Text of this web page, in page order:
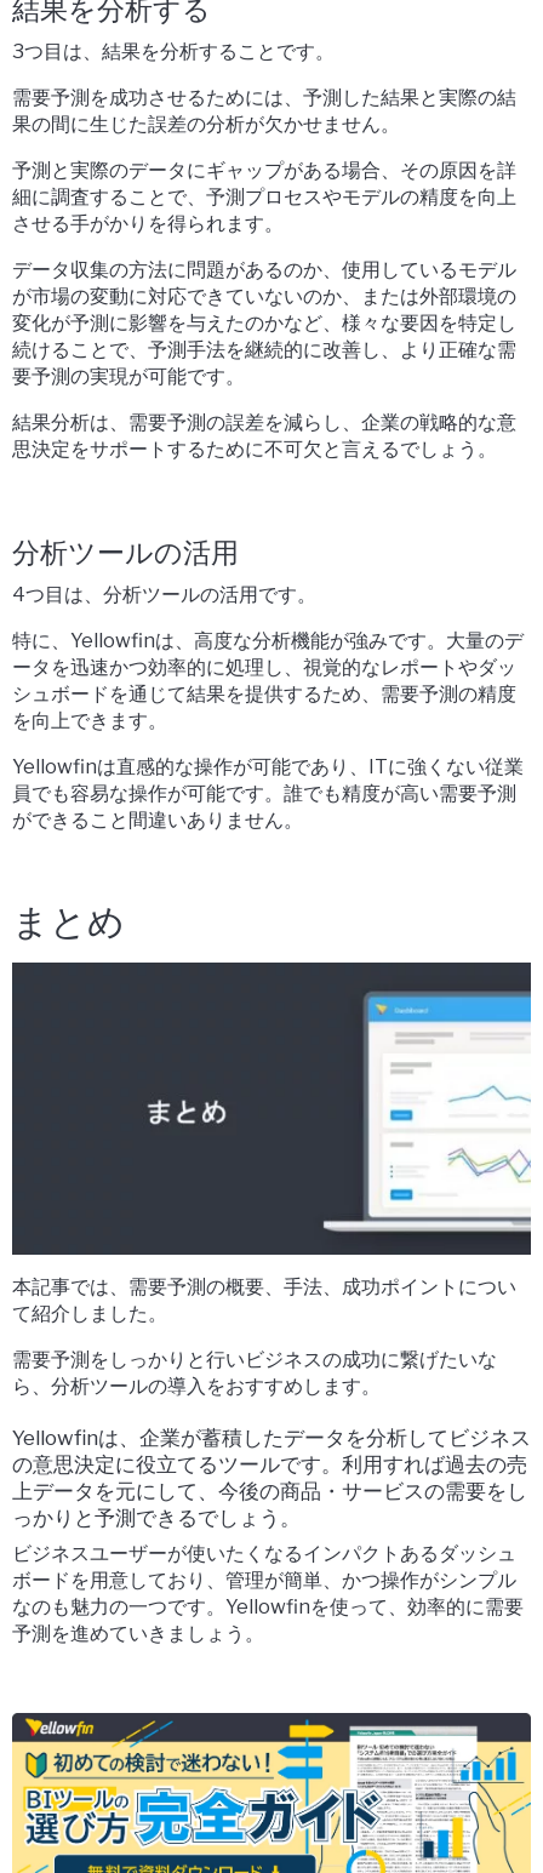
結果を分析する
3つ目は、結果を分析することです。
需要予測を成功させるためには、予測した結果と実際の結
果の間に生じた誤差の分析が欠かせません。
予測と実際のデータにギャップがある場合、その原因を詳
細に調査することで、予測プロセスやモデルの精度を向上
させる手がかりを得られます。
データ収集の方法に問題があるのか、使用しているモデル
が市場の変動に対応できていないのか、または外部環境の
変化が予測に影響を与えたのかなど、様々な要因を特定し
続けることで、予測手法を継続的に改善し、より正確な需
要予測の実現が可能です。
結果分析は、需要予測の誤差を減らし、企業の戦略的な意
思決定をサポートするために不可欠と言えるでしょう。
分析ツールの活用
4つ目は、分析ツールの活用です。
特に、Yellowfinは、高度な分析機能が強みです。大量のデ
ータを迅速かつ効率的に処理し、視覚的なレポートやダッ
シュボードを通じて結果を提供するため、需要予測の精度
を向上できます。
Yellowfinは直感的な操作が可能であり、ITに強くない従業
員でも容易な操作が可能です。誰でも精度が高い需要予測
ができること間違いありません。
まとめ
本記事では、需要予測の概要、手法、成功ポイントについ
て紹介しました。
需要予測をしっかりと行いビジネスの成功に繋げたいな
ら、分析ツールの導入をおすすめします。
Yellowfinは、企業が蓄積したデータを分析してビジネス
の意思決定に役立てるツールです。 利用すれば過去の売
上データを元にして、今後の商品・サービスの需要をし
っかりと予測できるでしょう。
ビジネスユーザーが使いたくなるインパクトあるダッシュ
ボードを用意しており、管理が簡単、かつ操作がシンプル
なのも魅力の一つです。 Yellowfinを使って、効率的に需要
予測を進めていきましょう。